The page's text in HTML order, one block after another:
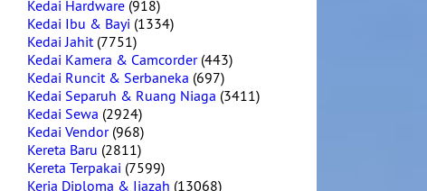
Kedai Hardware (918)
Kedai Ibu & Bayi (1334)
Kedai Jahit(7751)
Kedai Kamera & Camcorder(443)
Kedai Runcit & Serbaneka (697)
Kedai Separuh & Ruang Niaga (3411)
Kedai Sewa (2924)
Kedai Vendor(968)
Kereta Baru (2811)
Kereta Terpakai (7599)
Kerja Diploma & Ijazah (13068)